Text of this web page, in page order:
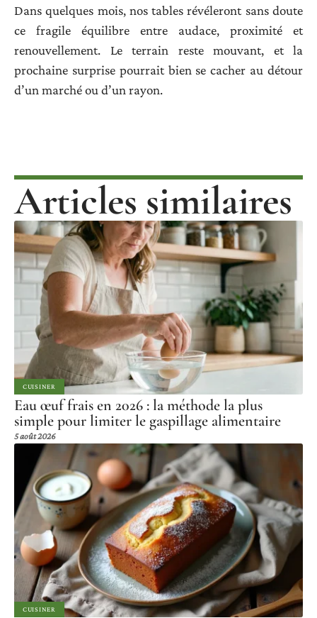
Dans quelques mois, nos tables révéleront sans doute
ce fragile équilibre entre audace, proximité et
renouvellement. Le terrain reste mouvant, et la
prochaine surprise pourrait bien se cacher au détour
d’un marché ou d’un rayon.
Articles similaires
CUISINER
Eau œuf frais en 2026 : la méthode la plus
simple pour limiter le gaspillage alimentaire
5 août 2026
CUISINER